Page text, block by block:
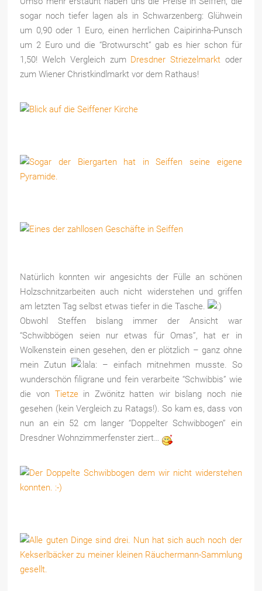
sogar noch tiefer lagen als in Schwarzenberg: Glühwein
um 0,90 oder 1 Euro, einen herrlichen Caipirinha-Punsch
um 2 Euro und die “Brotwurscht” gab es hier schon für
1,50! Welch Vergleich zum Dresdner Striezelmarktoder
zum Wiener Christkindlmarkt vor dem Rathaus!
Natürlich konnten wir angesichts der Fülle an schönen
Holzschnitzarbeiten auch nicht widerstehen und griffen
am letzten Tag selbst etwas tiefer in die Tasche.
Obwohl Steffen bislang immer der Ansicht war
“Schwibbögen seien nur etwas für Omas”, hat er in
Wolkenstein einen gesehen, den er plötzlich – ganz ohne
mein Zutun
– einfach mitnehmen musste. So
wunderschön filigrane und fein verarbeite “Schwibbis” wie
die von Tietzein Zwönitz hatten wir bislang noch nie
gesehen (kein Vergleich zu Ratags!). So kam es, dass von
nun an ein 52 cm langer “Doppelter Schwibbogen” ein
Dresdner Wohnzimmerfenster ziert…